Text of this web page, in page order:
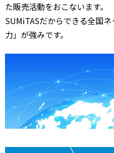
た販売活動をおこないます。
SUMiTASだからできる全国
力」が強みです。